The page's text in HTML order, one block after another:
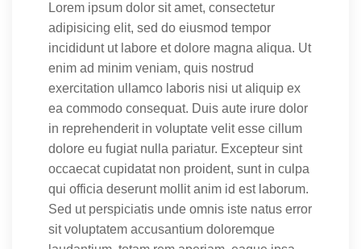
Lorem ipsum dolor sit amet, consectetur
adipisicing elit, sed do eiusmod tempor
incididunt ut labore et dolore magna aliqua. Ut
enim ad minim veniam, quis nostrud
exercitation ullamco laboris nisi ut aliquip ex
ea commodo consequat. Duis aute irure dolor
in reprehenderit in voluptate velit esse cillum
dolore eu fugiat nulla pariatur. Excepteur sint
occaecat cupidatat non proident, sunt in culpa
qui officia deserunt mollit anim id est laborum.
Sed ut perspiciatis unde omnis iste natus error
sit voluptatem accusantium doloremque